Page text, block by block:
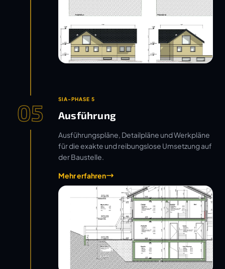
05 SIA-PHASE 5
Ausführung
Ausführungspläne, Detailpläne und Werkpläne
für die exakte und reibungslose Umsetzung auf
der Baustelle.
Mehr erfahren